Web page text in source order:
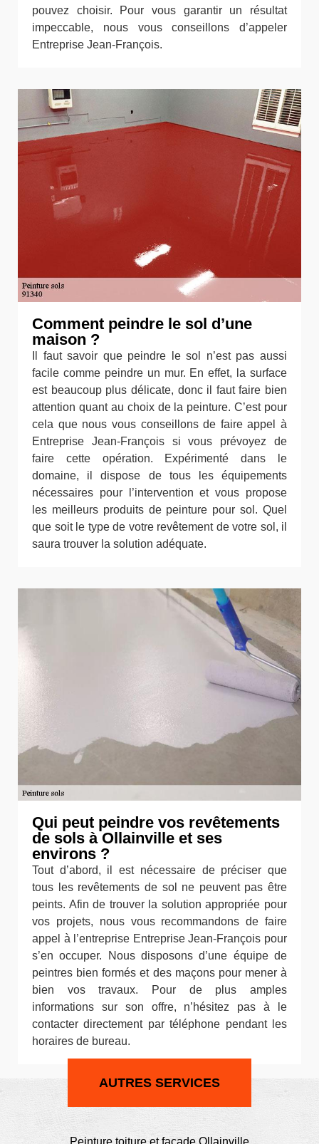
pouvez choisir. Pour vous garantir un résultat
impeccable, nous vous conseillons d’appeler
Entreprise Jean-François.
Comment peindre le sol d’une
maison ?
Il faut savoir que peindre le sol n’est pas aussi
facile comme peindre un mur. En effet, la surface
est beaucoup plus délicate, donc il faut faire bien
attention quant au choix de la peinture. C’est pour
cela que nous vous conseillons de faire appel à
Entreprise Jean-François si vous prévoyez de
faire cette opération. Expérimenté dans le
domaine, il dispose de tous les équipements
nécessaires pour l’intervention et vous propose
les meilleurs produits de peinture pour sol. Quel
que soit le type de votre revêtement de votre sol, il
saura trouver la solution adéquate.
Qui peut peindre vos revêtements
de sols à Ollainville et ses
environs ?
Tout d’abord, il est nécessaire de préciser que
tous les revêtements de sol ne peuvent pas être
peints. Afin de trouver la solution appropriée pour
vos projets, nous vous recommandons de faire
appel à l’entreprise Entreprise Jean-François pour
s’en occuper. Nous disposons d’une équipe de
peintres bien formés et des maçons pour mener à
bien vos travaux. Pour de plus amples
informations sur son offre, n’hésitez pas à le
contacter directement par téléphone pendant les
horaires de bureau.
AUTRES SERVICES
Peinture toiture et façade Ollainville